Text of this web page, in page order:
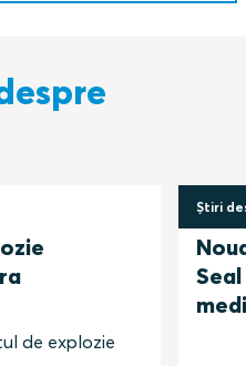
de explozie
Știri
26